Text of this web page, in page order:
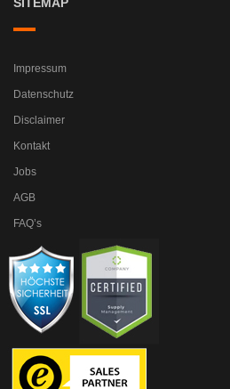
Impressum
Datenschutz
Disclaimer
Kontakt
Jobs
AGB
FAQ’s